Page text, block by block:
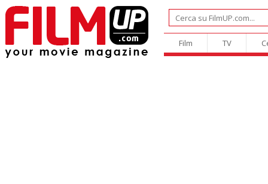
Film TV